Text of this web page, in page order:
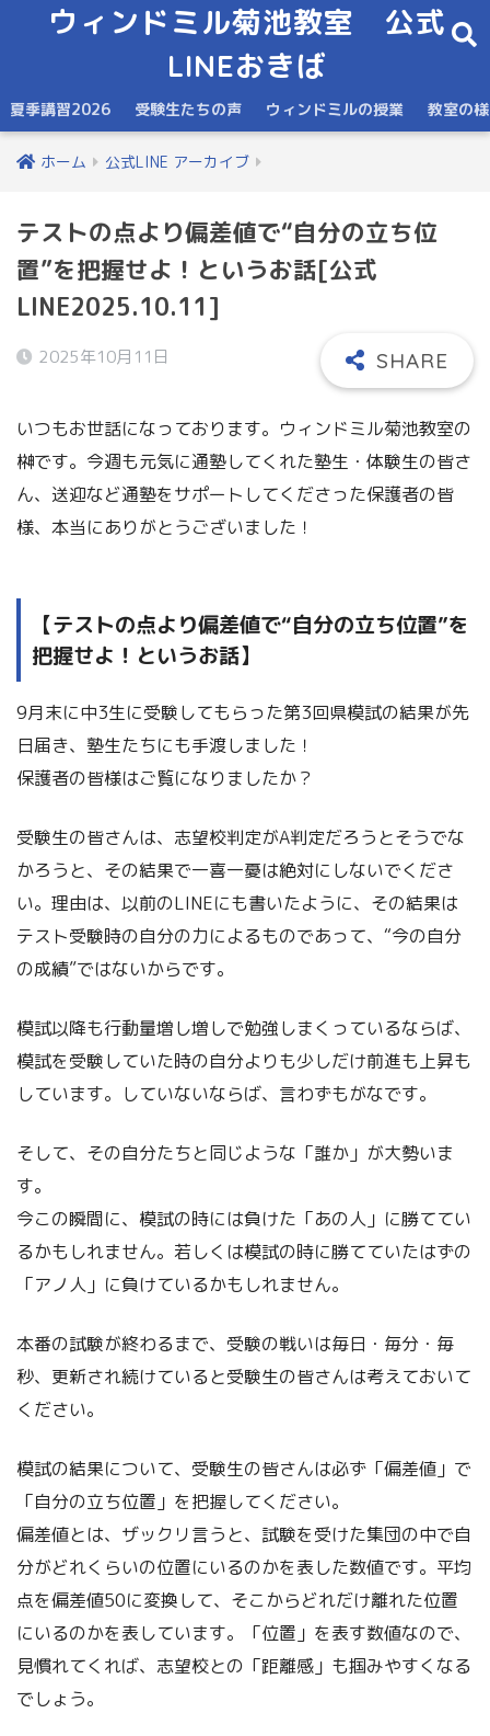
ウィンドミル菊池教室 公式
LINEおきば
夏季講習2026 受験生たちの声 ウィンドミルの授業 教室の
ホーム 公式LINE アーカイブ
テストの点より偏差値で“自分の立ち位
置”を把握せよ！というお話[公式
LINE2025.10.11]
2025年10月11日
いつもお世話になっております。ウィンドミル菊池教室の
榊です。今週も元気に通塾してくれた塾生・体験生の皆さ
ん、送迎など通塾をサポートしてくださった保護者の皆
様、本当にありがとうございました！
【テストの点より偏差値で“自分の立ち位置”を
把握せよ！というお話】
9月末に中3生に受験してもらった第3回県模試の結果が先
日届き、塾生たちにも手渡しました！
保護者の皆様はご覧になりましたか？
受験生の皆さんは、志望校判定がA判定だろうとそうでな
かろうと、その結果で一喜一憂は絶対にしないでくださ
い。理由は、以前のLINEにも書いたように、その結果は
テスト受験時の自分の力によるものであって、“今の自分
の成績”ではないからです。
模試以降も行動量増し増しで勉強しまくっているならば、
模試を受験していた時の自分よりも少しだけ前進も上昇も
しています。していないならば、言わずもがなです。
そして、その自分たちと同じような「誰か」が大勢いま
す。
今この瞬間に、模試の時には負けた「あの人」に勝ててい
るかもしれません。若しくは模試の時に勝てていたはずの
「アノ人」に負けているかもしれません。
本番の試験が終わるまで、受験の戦いは毎日・毎分・毎
秒、更新され続けていると受験生の皆さんは考えておいて
ください。
模試の結果について、受験生の皆さんは必ず「偏差値」で
「自分の立ち位置」を把握してください。
偏差値とは、ザックリ言うと、試験を受けた集団の中で自
分がどれくらいの位置にいるのかを表した数値です。平均
点を偏差値50に変換して、そこからどれだけ離れた位置
にいるのかを表しています。「位置」を表す数値なので、
見慣れてくれば、志望校との「距離感」も掴みやすくなる
でしょう。